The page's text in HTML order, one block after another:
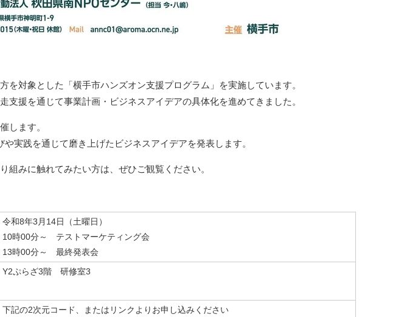
を対象とした「横手市ハンズオン支援プログラム」を実施しています。
支援を通じて事業計画・ビジネスアイデアの具体化を進めてきました。
します。
実践を通じて磨き上げたビジネスアイデアを発表します。
組みに触れてみたい方は、ぜひご観覧ください。
令和8年3月14日（土曜日）
10時00分～ テストマーケティング会
13時00分～ 最終発表会
Y2ぷらざ3階 研修室3
下記の2次元コード、またはリンクよりお申し込みください